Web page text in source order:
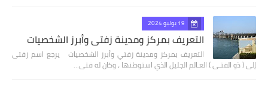
19 يوليو 2024
التعريف بمركز ومدينة زفتي وأبرز الشخصيات
التعريف بمركز ومدينة زفتي وأبرز الشخصيات يرجع اسم زفتى
إلى ( ذو الفتـى ) العـالم الجليل الذي استوطنها ، وكان له فتى…